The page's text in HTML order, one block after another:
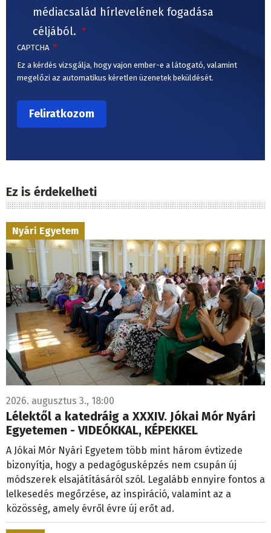
médiacsalád hírlevelének fogadása
céljából.
CAPTCHA
Ez a kérdés vizsgálja, hogy vajon ember-e a látogató, valamint
megelőzi az automatikus kéretlen üzenetek beküldését.
Ez is érdekelheti
Nyári Egyetem
2026. augusztus 3., 18:00
Lélektől a katedráig a XXXIV. Jókai Mór Nyári
Egyetemen - VIDEÓKKAL, KÉPEKKEL
A Jókai Mór Nyári Egyetem több mint három évtizede
bizonyítja, hogy a pedagógusképzés nem csupán új
módszerek elsajátításáról szól. Legalább ennyire fontos a
lelkesedés megőrzése, az inspiráció, valamint az a
közösség, amely évről évre új erőt ad.